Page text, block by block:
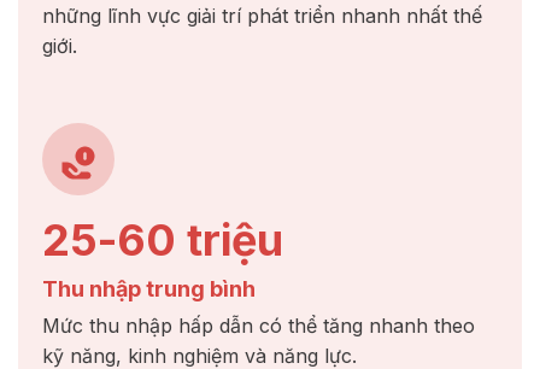
những lĩnh vực giải trí phát triển nhanh nhất thế
giới.
25-60 triệu
Thu nhập trung bình
Mức thu nhập hấp dẫn có thể tăng nhanh theo
kỹ năng, kinh nghiệm và năng lực.